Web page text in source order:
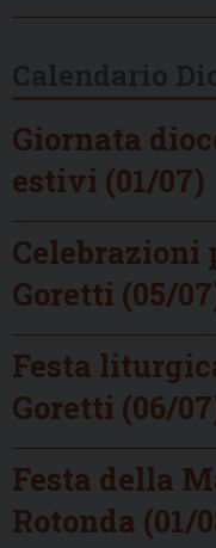
Giornata
estivi (01/07)
Celebrazioni
Goretti (05/
Festa
Goretti (06/
Festa della
Rotonda (01/